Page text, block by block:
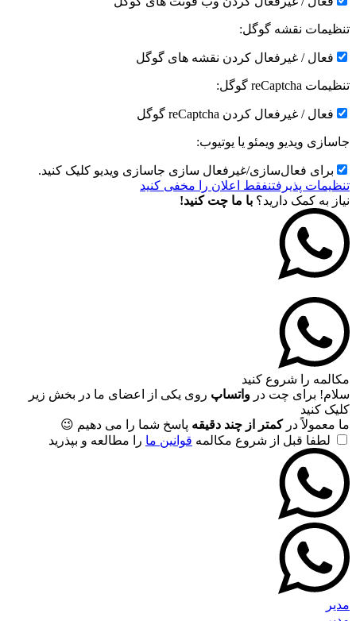
تنظیمات نقشه گوگل:
فعال / غیرفعال کردن نقشه های گوگل
تنظیمات reCaptcha گوگل:
فعال / غیرفعال کردن reCaptcha گوگل
جاسازی ویدیو ویمئو یا یوتیوب:
برای فعال‌سازی/غیرفعال سازی جاسازی ویدیو کلیک کنید.
تنظیمات پذیرفتنفقط اعلان را مخفی کنید
نیاز به کمک دارید؟ با ما چت کنید!
مکالمه را شروع کنید
سلام! برای چت در واتساپ روی یکی از اعضای ما در بخش زیر
کلیک کنید
ما معمولاً درکمتر از چند دقیقه پاسخ شما را می دهیم 😉
لطفا قبل از شروع مکالمه قوانین ما را مطالعه و بپذرید
مدیر